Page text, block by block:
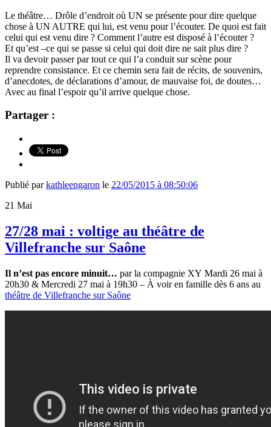
Le théâtre… Drôle d’endroit où UN se présente pour dire quelque
chose à UN AUTRE qui lui, est venu pour l’écouter. De quoi est fait
celui qui est venu dire ? Comment l’autre est disposé à l’écouter ?
Et qu’est –ce qui se passe si celui qui doit dire ne sait plus dire ?
Il va devoir passer par tout ce qui l’a conduit sur scène pour
reprendre consistance. Et ce chemin sera fait de récits, de souvenirs,
d’anecdotes, de déclarations d’amour, de mauvaise foi, de doutes…
Avec au final l’espoir qu’il arrive quelque chose.
Partager :
Publié parkathleengaron le 22/05/2015 à 08:50:06
21 Mai
27/28 mai : voltige au théâtre de
Villefranche sur Saône
Il n’est pas encore minuit… par la compagnie XY Mardi 26 mai à
20h30 & Mercredi 27 mai à 19h30 – À voir en famille dès 6 ans au
théâtre de Villefranche sur Saône